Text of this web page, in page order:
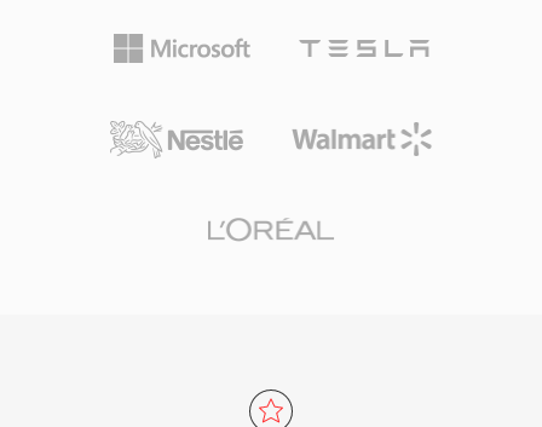
오디오 전용 재생을 최적화하여 더 빠른 로드 시간
과 더 낮은 메모리 사용을 달성합니다. Ogg 컨테
열티이므로, OGA는 독점 포맷에 영향을 미치는
으로 태깅하기 위한 Vorbis 코멘트 메타데이터를